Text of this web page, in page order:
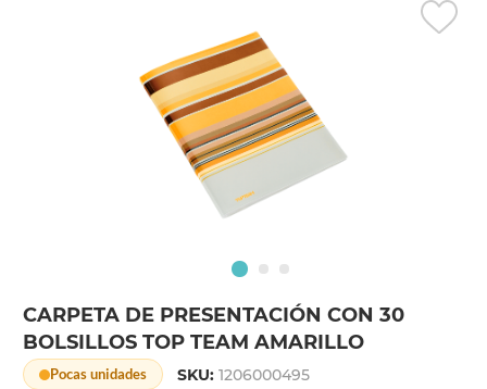
CARPETA DE PRESENTACIÓN CON 30
BOLSILLOS TOP TEAM AMARILLO
Pocas unidades SKU:1206000495